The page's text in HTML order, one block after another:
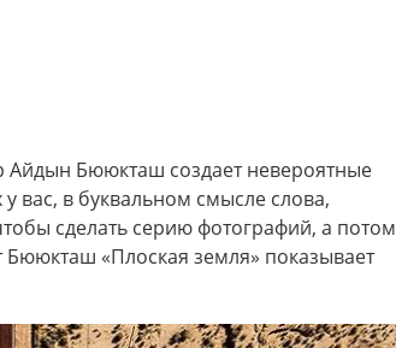
Айдын Бююкташ создает невероятные
вас, в буквальном смысле слова,
сделать серию фотографий, а потом
«Плоская земля» показывает